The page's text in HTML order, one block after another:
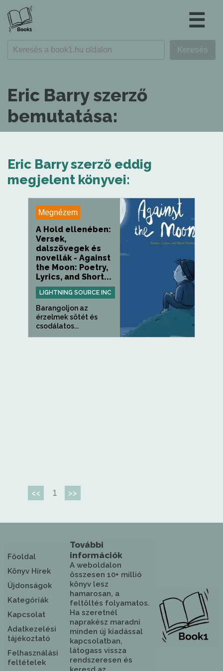
☰
Eric Barry szerző
bemutatása:
Eric Barry szerző eddig
megjelent könyvei:
Megnézem
A Hold ellenében:
Versek,
dalszövegek és
novellák - Against
the Moon: Poetry,
Lyrics, and Short...
LIGHTNING SOURCE INC
Barangoljon az
érzelmek sötét és
csodálatos...
<< 1 >>
Főoldal
Könyv Hírek
Újdonságok
Kategóriák
Kapcsolat
Adatkezelési
tájékoztató
Felhasználási
feltételek
További
információk
A weboldalon
összesen 10+ millió
könyv lesz
hamarosan, a
feltöltés folyamatos.
Ha szeretnél
naprakész maradni
minden új kiadással
kapcsolatban,
látogass vissza
rendszeresen és